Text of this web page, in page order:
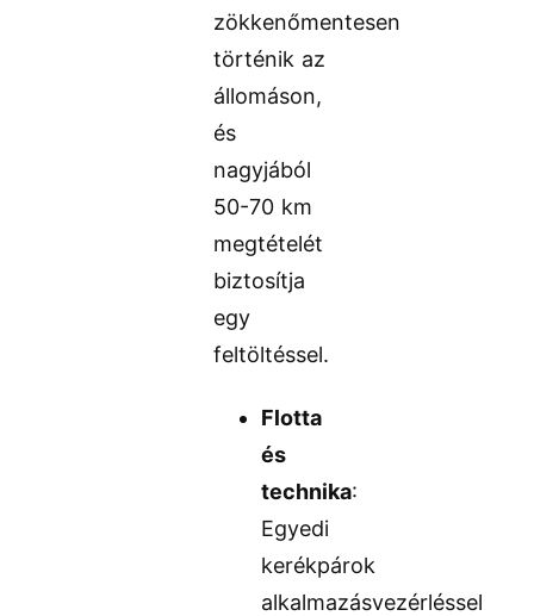
zökkenőmentesen
történik az
állomáson,
és
nagyjából
50-70 km
megtételét
biztosítja
egy
feltöltéssel.
Flotta
és
technika:
Egyedi
kerékpárok
alkalmazásvezérléssel